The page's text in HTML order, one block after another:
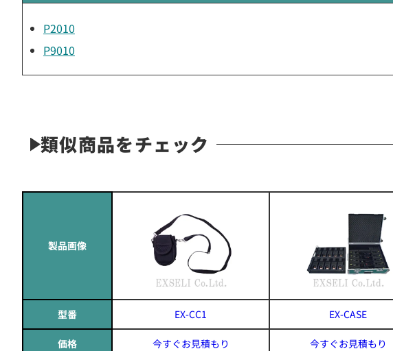
P2010
P9010
類似商品をチェック
製品画像
型番 EX-CC1 EX-CASE
価格 今すぐお見積もり 今すぐお見積もり